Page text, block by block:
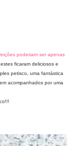
poderiam ser apenas
ficaram deliciosos e
petisco, uma fantástica
acompanhados por uma